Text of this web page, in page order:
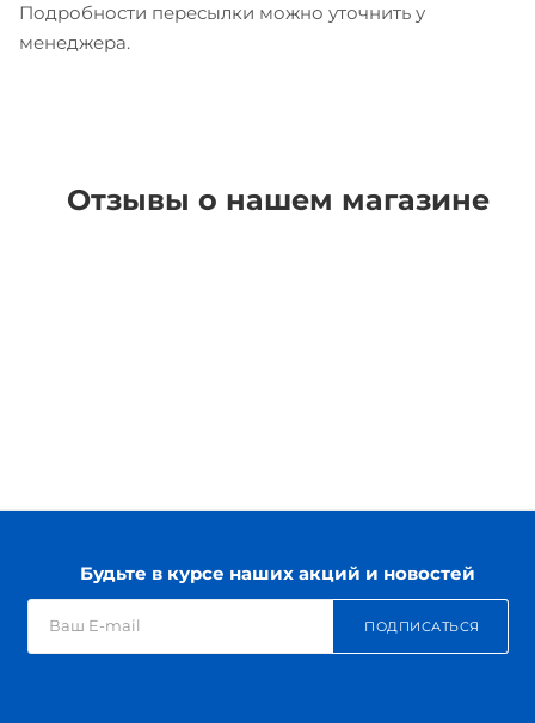
Подробности пересылки можно уточнить у
менеджера.
Отзывы о нашем магазине
Будьте в курсе наших акций и новостей
ПОДПИСАТЬСЯ